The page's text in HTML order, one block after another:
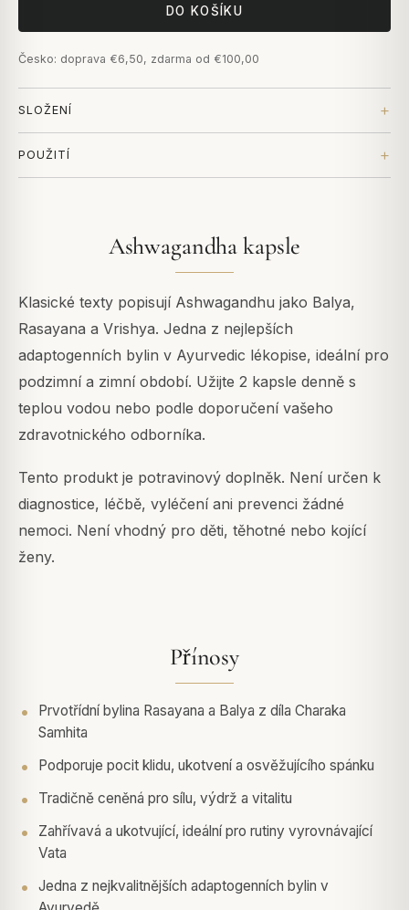
DO KOŠÍKU
Česko: doprava €6,50, zdarma od €100,00
SLOŽENÍ
POUŽITÍ
Ashwagandha kapsle
Klasické texty popisují Ashwagandhu jako Balya,
Rasayana a Vrishya. Jedna z nejlepších
adaptogenních bylin v Ayurvedic lékopise, ideální pro
podzimní a zimní období. Užijte 2 kapsle denně s
teplou vodou nebo podle doporučení vašeho
zdravotnického odborníka.
Tento produkt je potravinový doplněk. Není určen k
diagnostice, léčbě, vyléčení ani prevenci žádné
nemoci. Není vhodný pro děti, těhotné nebo kojící
ženy.
Přínosy
Prvotřídní bylina Rasayana a Balya z díla Charaka
Samhita
Podporuje pocit klidu, ukotvení a osvěžujícího spánku
Tradičně ceněná pro sílu, výdrž a vitalitu
Zahřívavá a ukotvující, ideální pro rutiny vyrovnávající
Vata
Jedna z nejkvalitnějších adaptogenních bylin v